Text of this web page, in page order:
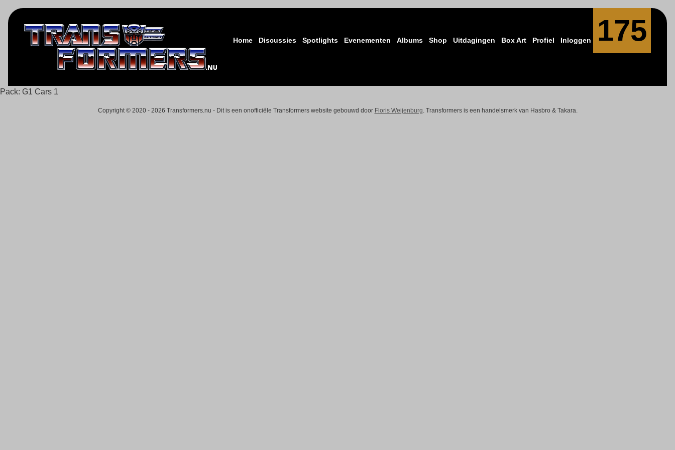
Home Discussies Spotlights Evenementen Albums Shop Uitdagingen Box Art Profiel Inloggen 175
Pack: G1 Cars 1
Copyright © 2020 - 2026 Transformers.nu - Dit is een onofficiële Transformers website gebouwd door Floris Weijenburg. Transformers is een handelsmerk van Hasbro & Takara.